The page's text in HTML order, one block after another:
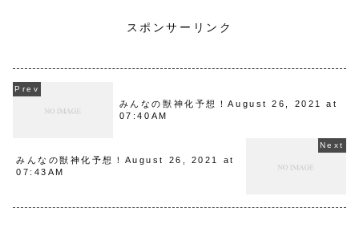
スポンサーリンク
みんなの獣神化予想！August 26, 2021 at
07:40AM
みんなの獣神化予想！August 26, 2021 at
07:43AM